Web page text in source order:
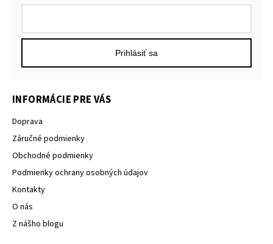
Prihlásiť sa
INFORMÁCIE PRE VÁS
Doprava
Záručné podmienky
Obchodné podmienky
Podmienky ochrany osobných údajov
Kontakty
O nás
Z nášho blogu